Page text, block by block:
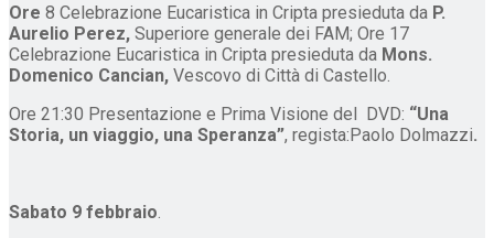
Ore 8 Celebrazione Eucaristica in Cripta presieduta da P.
Aurelio Perez, Superiore generale dei FAM; Ore 17
Celebrazione Eucaristica in Cripta presieduta da Mons.
Domenico Cancian, Vescovo di Città di Castello.
Ore 21:30 Presentazione e Prima Visione del DVD: “Una
Storia, un viaggio, una Speranza”, regista:Paolo Dolmazzi.
Sabato 9 febbraio.